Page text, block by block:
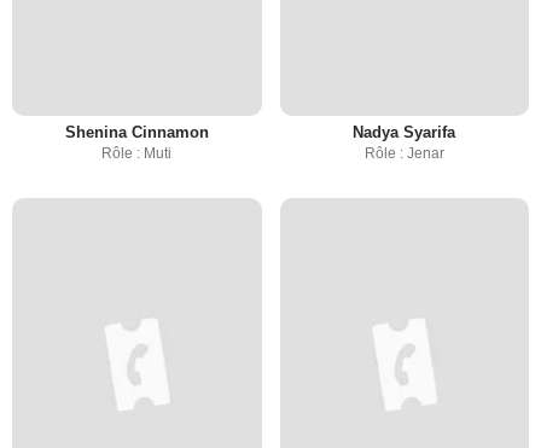
Shenina Cinnamon
Rôle : Muti
Nadya Syarifa
Rôle : Jenar